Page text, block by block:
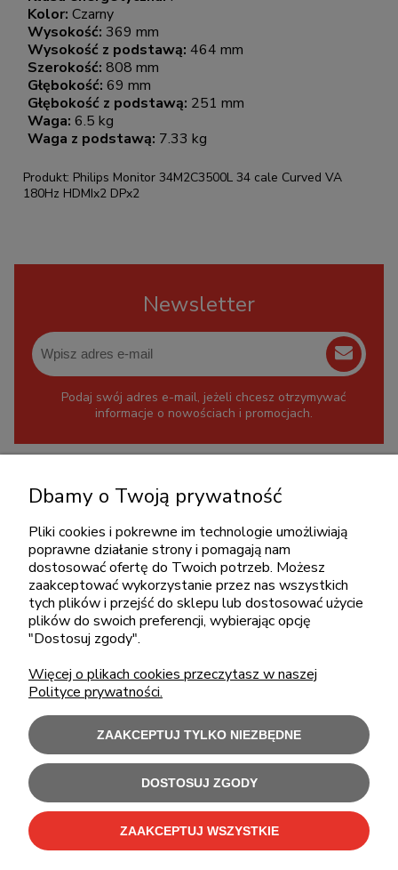
Kolor: Czarny
Wysokość: 369 mm
Wysokość z podstawą: 464 mm
Szerokość: 808 mm
Głębokość: 69 mm
Głębokość z podstawą: 251 mm
Waga: 6.5 kg
Waga z podstawą: 7.33 kg
Produkt: Philips Monitor 34M2C3500L 34 cale Curved VA
180Hz HDMIx2 DPx2
Newsletter
Podaj swój adres e-mail, jeżeli chcesz otrzymywać
informacje o nowościach i promocjach.
+48 717345566
pon.-piąt.: 08:00-16:00
sklep@cebit.pl
ZAKUPY
POMOC
MOJE KONTO
INFORMACJE
Użytkowanie sklepu oznacza zgodę na wykorzystywanie plików cookies.
Dbamy o Twoją prywatność
Pliki cookies i pokrewne im technologie umożliwiają
poprawne działanie strony i pomagają nam
dostosować ofertę do Twoich potrzeb. Możesz
zaakceptować wykorzystanie przez nas wszystkich
tych plików i przejść do sklepu lub dostosować użycie
plików do swoich preferencji, wybierając opcję
"Dostosuj zgody".
Więcej o plikach cookies przeczytasz w naszej
Polityce prywatności.
ZAAKCEPTUJ TYLKO NIEZBĘDNE
DOSTOSUJ ZGODY
ZAAKCEPTUJ WSZYSTKIE